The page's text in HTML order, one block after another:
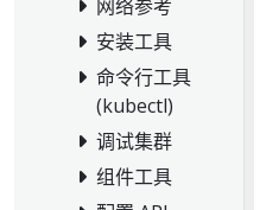
网络参考
安装工具
命令行工具
(kubectl)
调试集群
组件工具